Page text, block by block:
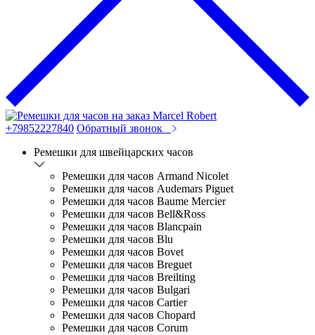
+79852227840 Обратный звонок
Ремешки для швейцарских часов
Ремешки для часов Armand Nicolet
Ремешки для часов Audemars Piguet
Ремешки для часов Baume Mercier
Ремешки для часов Bell&Ross
Ремешки для часов Blancpain
Ремешки для часов Blu
Ремешки для часов Bovet
Ремешки для часов Breguet
Ремешки для часов Breilting
Ремешки для часов Bulgari
Ремешки для часов Cartier
Ремешки для часов Chopard
Ремешки для часов Corum